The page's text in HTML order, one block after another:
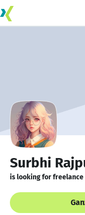
Surbhi
is looking for freelance